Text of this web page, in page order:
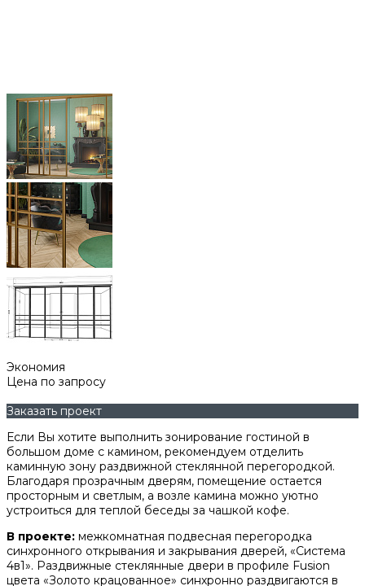
Экономия
Цена по запросу
Заказать проект
Если Вы хотите выполнить зонирование гостиной в
большом доме с камином, рекомендуем отделить
каминную зону раздвижной стеклянной перегородкой.
Благодаря прозрачным дверям, помещение остается
просторным и светлым, а возле камина можно уютно
устроиться для теплой беседы за чашкой кофе.
В проекте: межкомнатная подвесная перегородка
синхронного открывания и закрывания дверей, «Система
4в1». Раздвижные стеклянные двери в профиле Fusion
цвета «Золото крацованное» синхронно раздвигаются в